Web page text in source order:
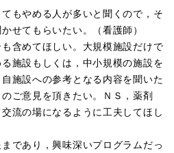
もやめる人が多いと聞くので，そ
せてもらいたい。（看護師）
含めてほしい。大規模施設だけで
施設もしくは，中小規模の施設を
施設への参考となる内容を聞いた
ご意見を頂きたい。ＮＳ，薬剤
流の場になるように工夫してほし
であり，興味深いプログラムだっ